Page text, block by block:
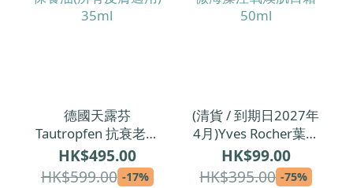
德國天露芬
Tautropfen 抗衰老臉
部保養油(所有皮膚適
用) 35ml
HK$495.00
HK$599.00 -17%
(清貨 / 到期日2027年
4月)Yves Rocher葉露
芝 微海藻注氧煥肌日
霜 50ml
HK$99.00
HK$395.00 -75%